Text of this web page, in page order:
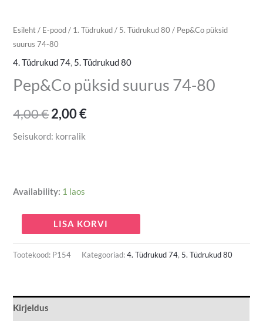
Esileht/ E-pood/ 1. Tüdrukud/ 5. Tüdrukud 80 / Pep&Co püksid
suurus 74-80
4. Tüdrukud 74, 5. Tüdrukud 80
Pep&Co püksid suurus 74-80
4,00€2,00€
Seisukord: korralik
Availability: 1 laos
LISA KORVI
Tootekood: P154 Kategooriad:4. Tüdrukud 74, 5. Tüdrukud 80
Kirjeldus